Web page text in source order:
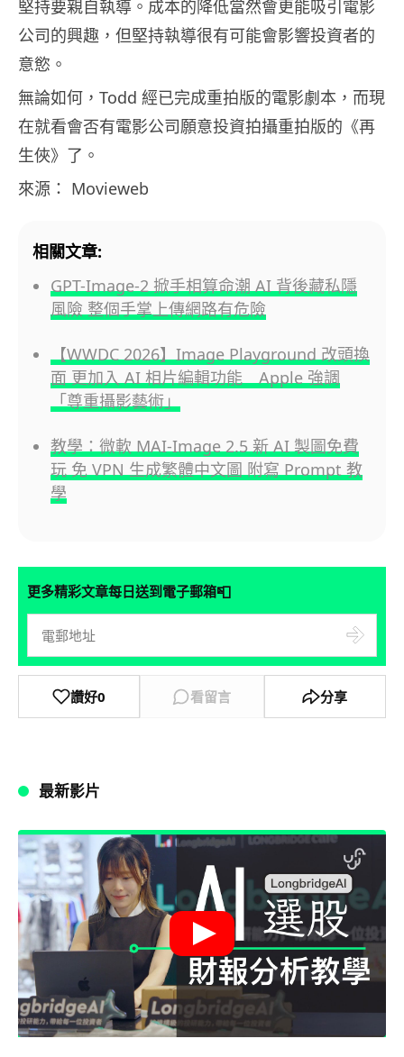
堅持要親自執導。成本的降低當然會更能吸引電影
公司的興趣，但堅持執導很有可能會影響投資者的
意慾。
無論如何，Todd 經已完成重拍版的電影劇本，而現
在就看會否有電影公司願意投資拍攝重拍版的《再
生俠》了。
來源： Movieweb
相關文章:
GPT-Image-2 掀手相算命潮 AI 背後藏私隱
風險 整個手掌上傳網路有危險
【WWDC 2026】Image Playground 改頭換
面 更加入 AI 相片編輯功能 Apple 強調
「尊重攝影藝術」
教學：微軟 MAI-Image 2.5 新 AI 製圖免費
玩 免 VPN 生成繁體中文圖 附寫 Prompt 教
學
更多精彩文章每日送到電子郵箱📮
讚好0 看留言 分享
最新影片